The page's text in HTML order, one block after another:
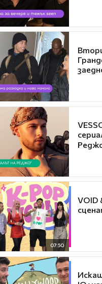
07:50
VOID